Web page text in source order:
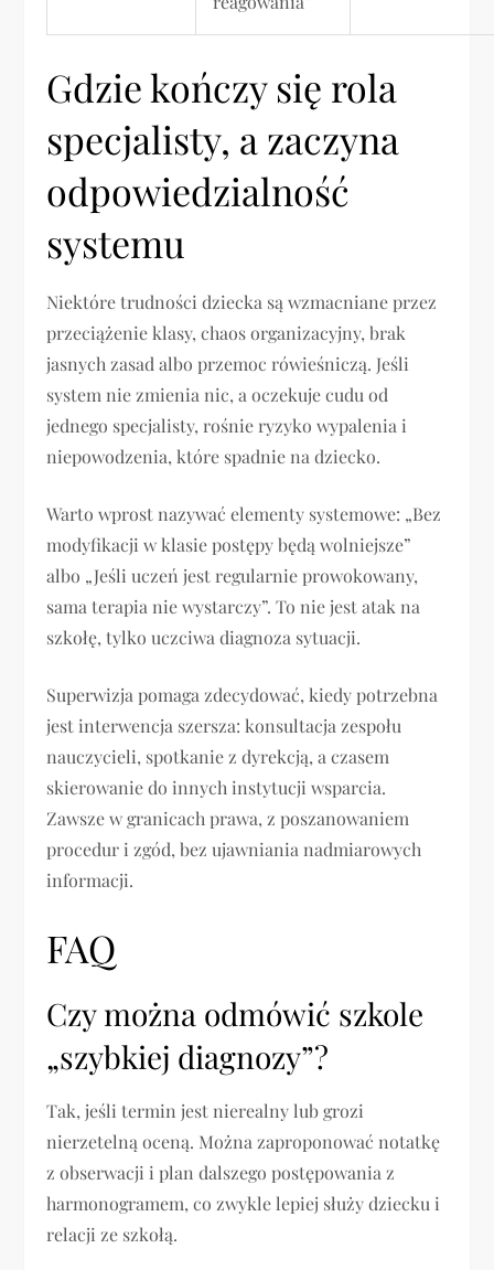
Gdzie kończy się rola
specjalisty, a zaczyna
odpowiedzialność
systemu
Niektóre trudności dziecka są wzmacniane przez
przeciążenie klasy, chaos organizacyjny, brak
jasnych zasad albo przemoc rówieśniczą. Jeśli
system nie zmienia nic, a oczekuje cudu od
jednego specjalisty, rośnie ryzyko wypalenia i
niepowodzenia, które spadnie na dziecko.
Warto wprost nazywać elementy systemowe: „Bez
modyfikacji w klasie postępy będą wolniejsze”
albo „Jeśli uczeń jest regularnie prowokowany,
sama terapia nie wystarczy”. To nie jest atak na
szkołę, tylko uczciwa diagnoza sytuacji.
Superwizja pomaga zdecydować, kiedy potrzebna
jest interwencja szersza: konsultacja zespołu
nauczycieli, spotkanie z dyrekcją, a czasem
skierowanie do innych instytucji wsparcia.
Zawsze w granicach prawa, z poszanowaniem
procedur i zgód, bez ujawniania nadmiarowych
informacji.
FAQ
Czy można odmówić szkole
„szybkiej diagnozy”?
Tak, jeśli termin jest nierealny lub grozi
nierzetelną oceną. Można zaproponować notatkę
z obserwacji i plan dalszego postępowania z
harmonogramem, co zwykle lepiej służy dziecku i
relacji ze szkołą.